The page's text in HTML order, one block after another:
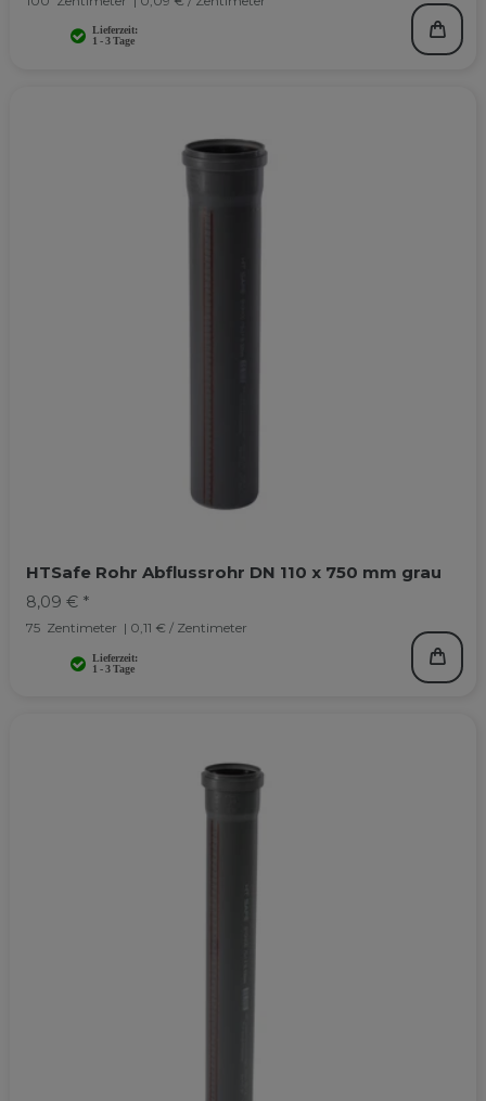
HTSafe Rohr Abflussrohr DN 110 x 750 mm grau
8,09 € *
75 Zentimeter | 0,11 € / Zentimeter